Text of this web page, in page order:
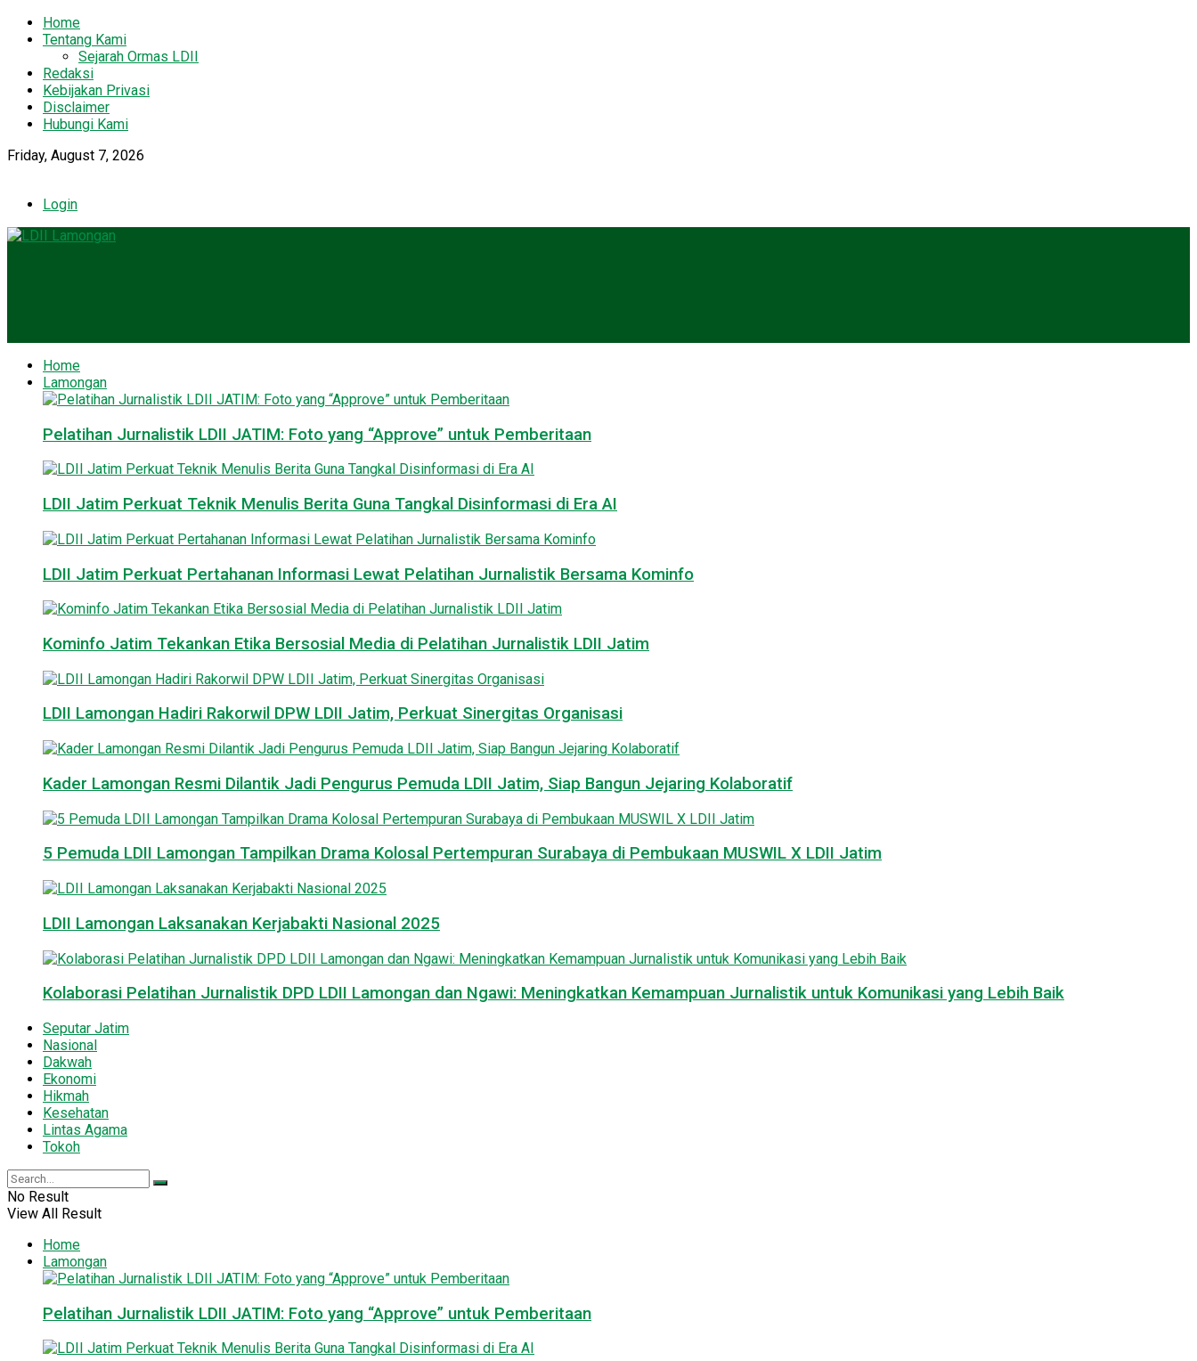
Home
Tentang Kami
Sejarah Ormas LDII
Redaksi
Kebijakan Privasi
Disclaimer
Hubungi Kami
Friday, August 7, 2026
Login
Home
Lamongan
Pelatihan Jurnalistik LDII JATIM: Foto yang “Approve” untuk Pemberitaan
LDII Jatim Perkuat Teknik Menulis Berita Guna Tangkal Disinformasi di Era AI
LDII Jatim Perkuat Pertahanan Informasi Lewat Pelatihan Jurnalistik Bersama Kominfo
Kominfo Jatim Tekankan Etika Bersosial Media di Pelatihan Jurnalistik LDII Jatim
LDII Lamongan Hadiri Rakorwil DPW LDII Jatim, Perkuat Sinergitas Organisasi
Kader Lamongan Resmi Dilantik Jadi Pengurus Pemuda LDII Jatim, Siap Bangun Jejaring Kolaboratif
5 Pemuda LDII Lamongan Tampilkan Drama Kolosal Pertempuran Surabaya di Pembukaan MUSWIL X LDII Jatim
LDII Lamongan Laksanakan Kerjabakti Nasional 2025
Kolaborasi Pelatihan Jurnalistik DPD LDII Lamongan dan Ngawi: Meningkatkan Kemampuan Jurnalistik untuk Komunikasi yang Lebih Baik
Seputar Jatim
Nasional
Dakwah
Ekonomi
Hikmah
Kesehatan
Lintas Agama
Tokoh
No Result
View All Result
Home
Lamongan
Pelatihan Jurnalistik LDII JATIM: Foto yang “Approve” untuk Pemberitaan